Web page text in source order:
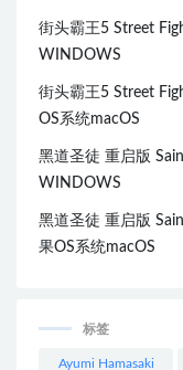
街头霸王5 Street
WINDOWS
街头霸王5 Street
OS系统macOS
黑道圣徒 重启版
WINDOWS
黑道圣徒 重启版
果OS系统macOS
标签
Ayumi Hamasaki